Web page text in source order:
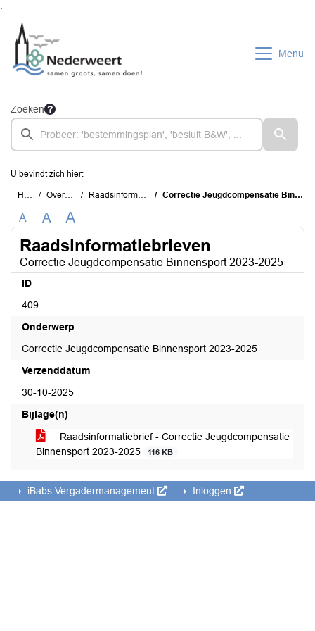
Menu
Zoeken
U bevindt zich hier:
Home Overzichten Raadsinformatiebrieven Correctie Jeugdcompensatie Binnensport 2023-2025
A A A
Raadsinformatiebrieven
Correctie Jeugdcompensatie Binnensport 2023-2025
ID
409
Onderwerp
Correctie Jeugdcompensatie Binnensport 2023-2025
Verzenddatum
30-10-2025
Bijlage(n)
Raadsinformatiebrief - Correctie Jeugdcompensatie
Binnensport 2023-2025
116 KB
iBabs Vergadermanagement Inloggen